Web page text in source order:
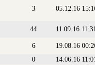
3 05.12.16
44
11.09.16
6
19.08.16
0
14.06.16